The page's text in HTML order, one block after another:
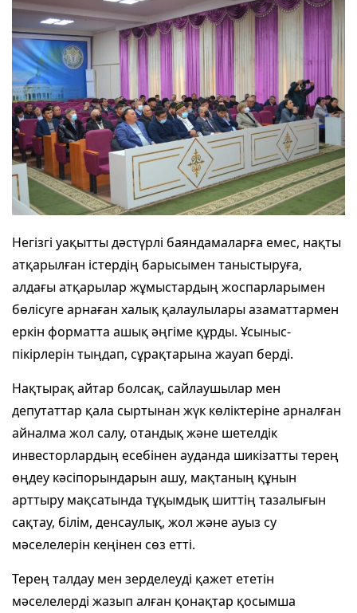
Негізгі уақытты дәстүрлі баяндамаларға емес, нақты
атқарылған істердің барысымен таныстыруға,
алдағы атқарылар жұмыстардың жоспарларымен
бөлісуге арнаған халық қалаулылары азаматтармен
еркін форматта ашық әңгіме құрды. Ұсыныс-
пікірлерін тыңдап, сұрақтарына жауап берді.
Нақтырақ айтар болсақ, сайлаушылар мен
депутаттар қала сыртынан жүк көліктеріне арналған
айналма жол салу, отандық және шетелдік
инвесторлардың есебінен ауданда шикізатты терең
өңдеу кәсіпорындарын ашу, мақтаның құнын
арттыру мақсатында тұқымдық шиттің тазалығын
сақтау, білім, денсаулық, жол және ауыз су
мәселелерін кеңінен сөз етті.
Терең талдау мен зерделеуді қажет ететін
мәселелерді жазып алған қонақтар қосымша